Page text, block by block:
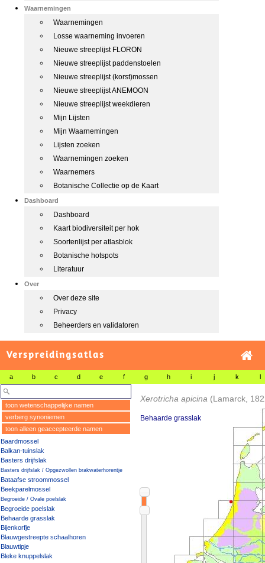
Waarnemingen
Waarnemingen
Losse waarneming invoeren
Nieuwe streeplijst FLORON
Nieuwe streeplijst paddenstoelen
Nieuwe streeplijst (korst)mossen
Nieuwe streeplijst ANEMOON
Nieuwe streeplijst weekdieren
Mijn Lijsten
Mijn Waarnemingen
Lijsten zoeken
Waarnemingen zoeken
Waarnemers
Botanische Collectie op de Kaart
Dashboard
Dashboard
Kaart biodiversiteit per hok
Soortenlijst per atlasblok
Botanische hotspots
Literatuur
Over
Over deze site
Privacy
Beheerders en validatoren
Verspreidingsatlas
a b c d e f g h i j k l
toon wetenschappelijke namen
verberg synoniemen
toon alleen geaccepteerde namen
Baardmossel
Balkan-tuinslak
Basters drijfslak
Basters drijfslak / Opgezwollen brakwaterhorentje
Bataafse stroommossel
Beekparelmossel
Begroeide / Ovale poelslak
Begroeide poelslak
Behaarde grasslak
Bijenkorfje
Blauwgestreepte schaalhoren
Blauwtipje
Bleke knuppelslak
Xerotricha apicina (Lamarck,
Behaarde grasslak